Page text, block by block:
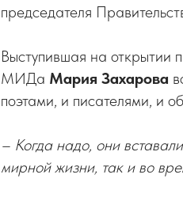
председателя
Выступившая на открытии
МИДа Мария Захарова
поэтами, и писателями, и
– Когда надо, они
мирной жизни, так и во